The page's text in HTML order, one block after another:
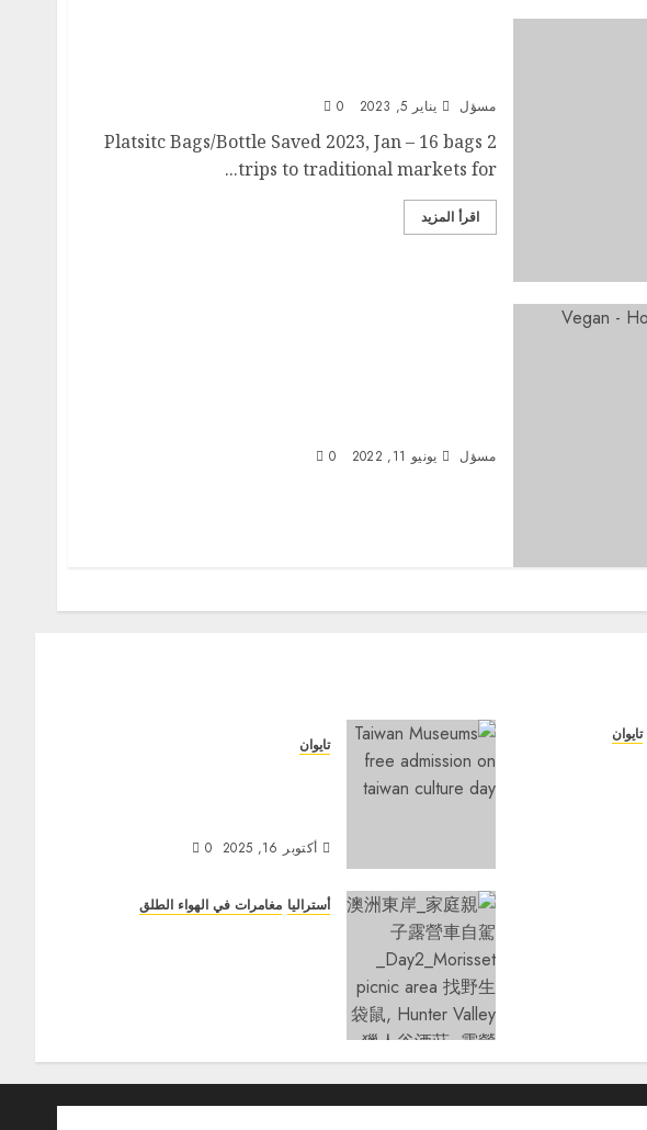
مسؤل يناير 5, 2023 0
Platsitc Bags/Bottle Saved 2023, Jan – 16 bags 2
trips to traditional markets for...
اقرأ المزيد
مسؤل يونيو 11, 2022 0
تايوان
تايوان
أكتوبر 16, 2025 0
أستراليا مغامرات في الهواء الطلق